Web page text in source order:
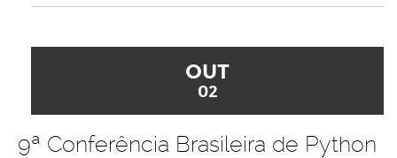
OUT
02
9ª Conferência Brasileira de Python